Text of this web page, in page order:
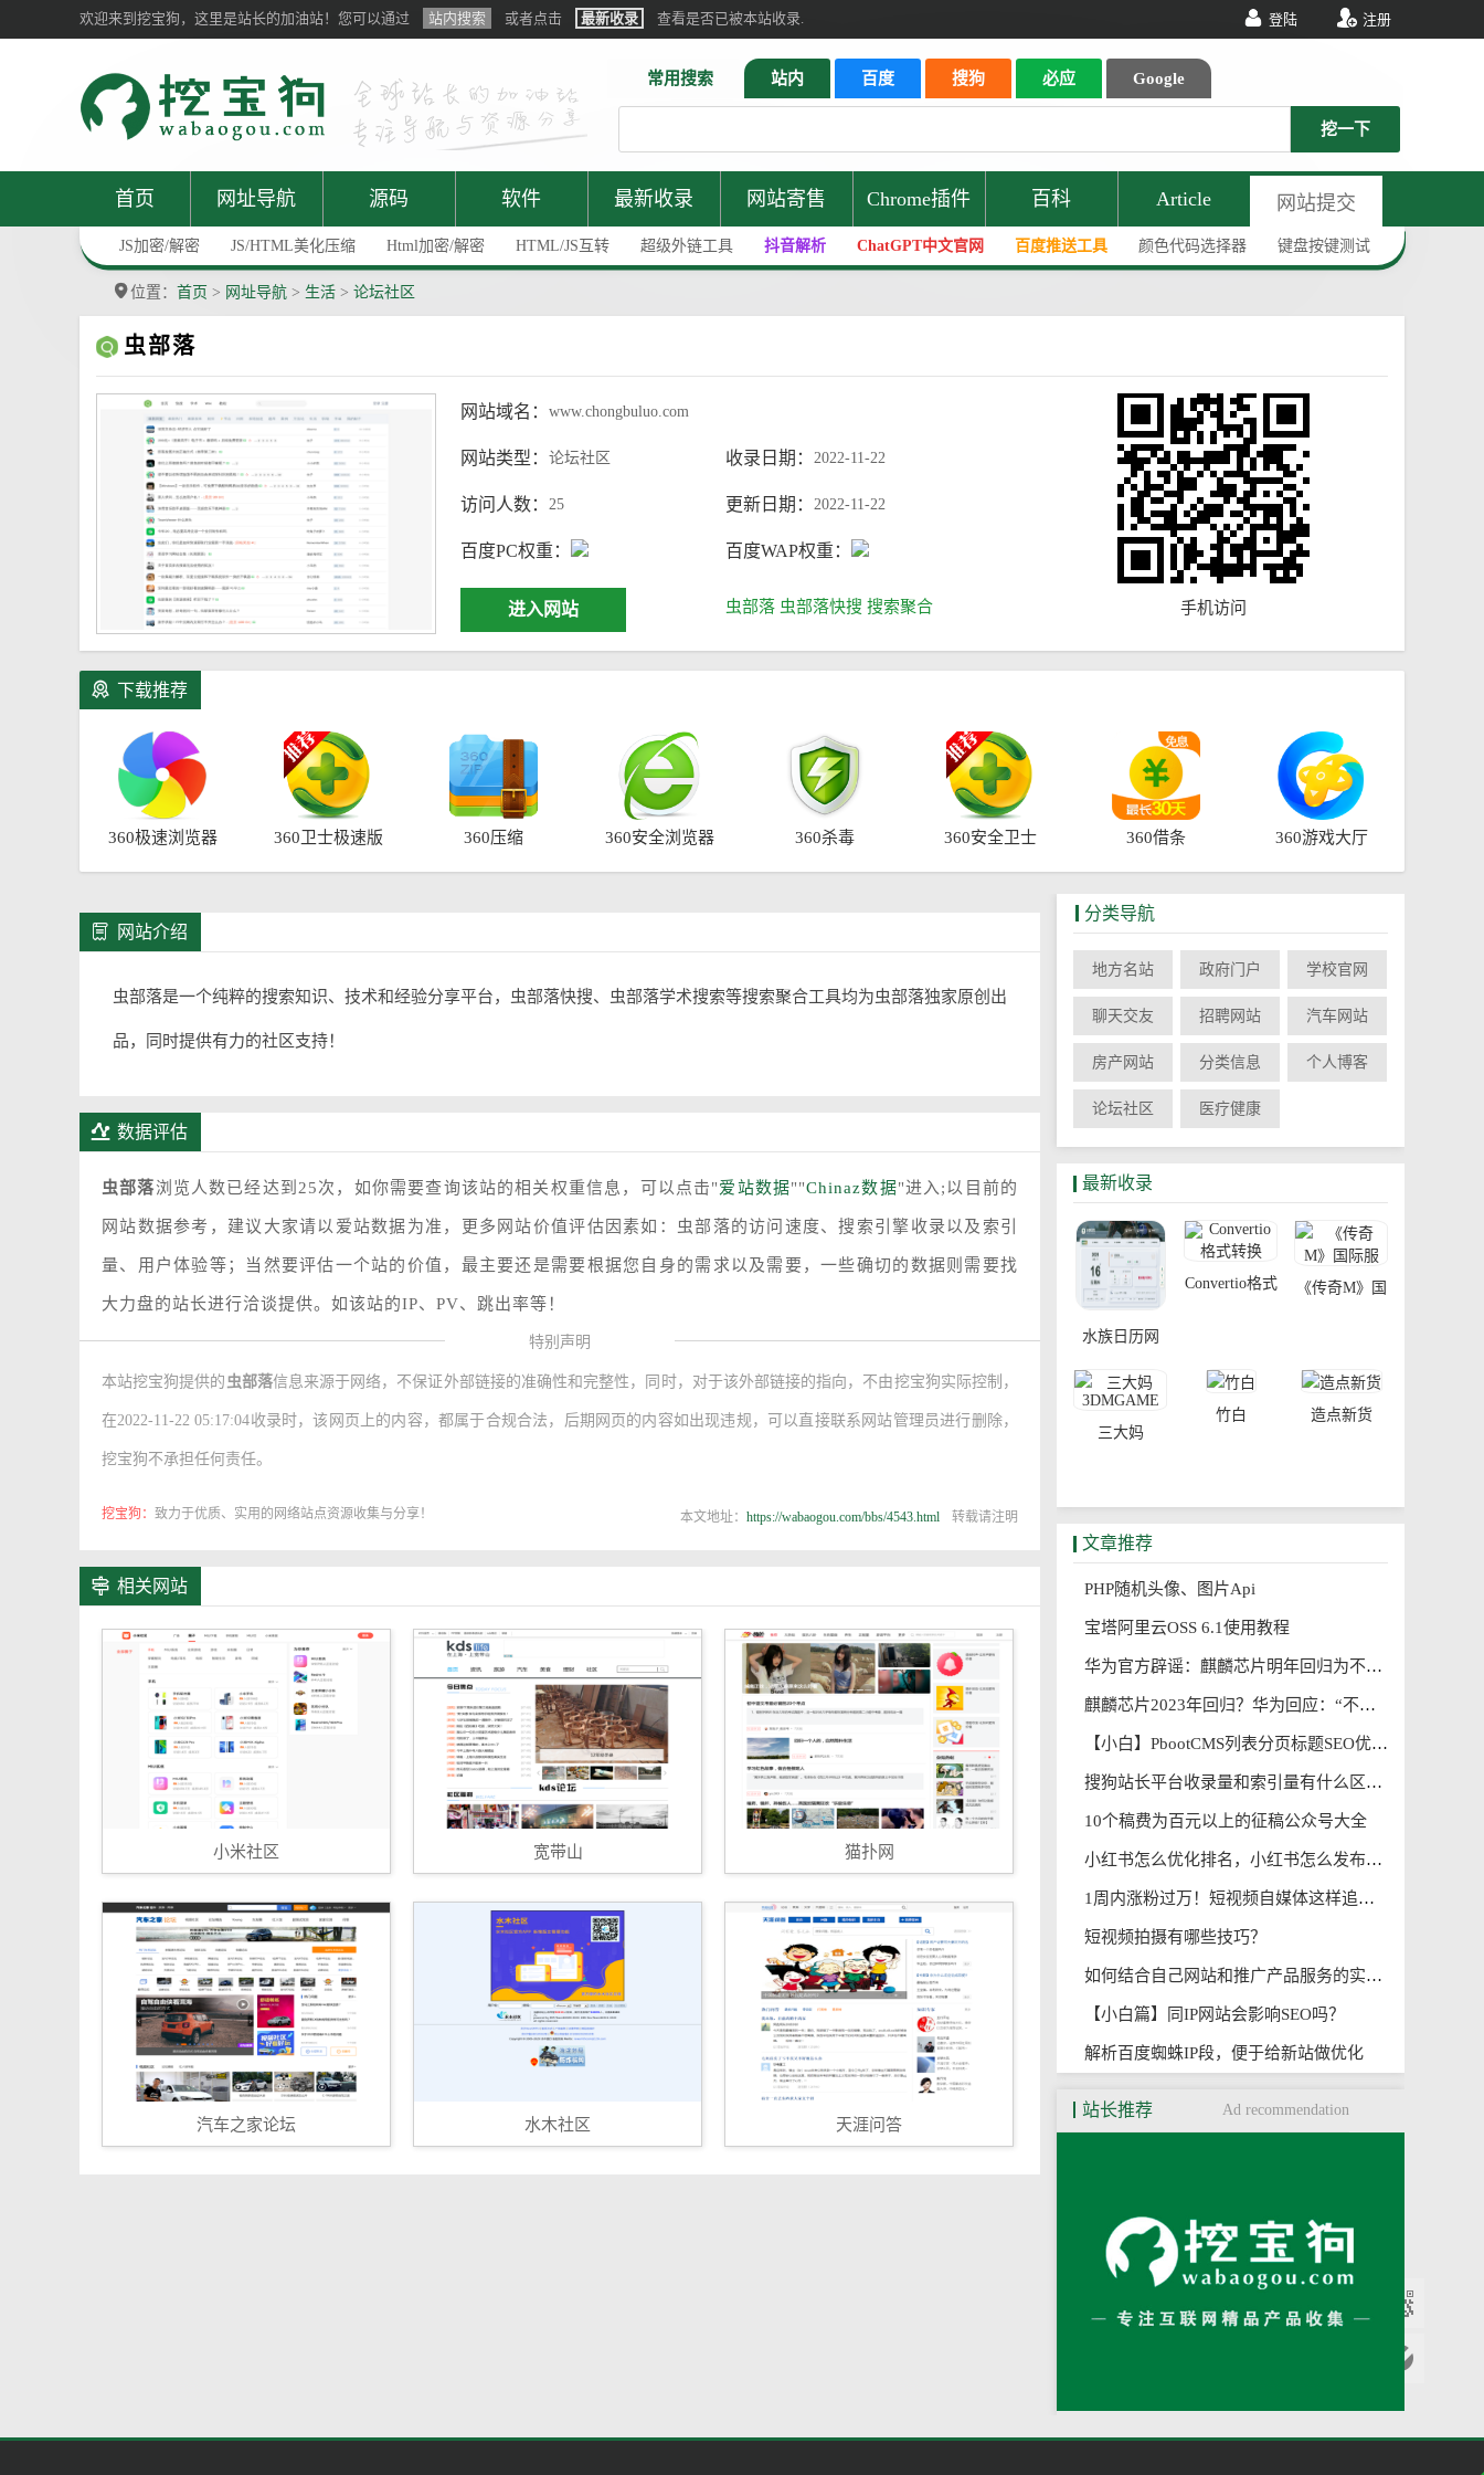
欢迎来到挖宝狗，这里是站长的加油站！您可以通过 站内搜索 或者点击 最新收录 查看是否已被本站收录. 登陆 注册
常用搜索 站内 百度 搜狗 必应 Google
挖一下
首页 网址导航 源码 软件 最新收录 网站寄售 Chrome插件 百科 Article 网站提交
JS加密/解密 JS/HTML美化压缩 Html加密/解密 HTML/JS互转 超级外链工具 抖音解析 ChatGPT中文官网 百度推送工具 颜色代码选择器 键盘按键测试
位置： 首页 > 网址导航 > 生活 > 论坛社区
虫部落
网站域名： www.chongbuluo.com
网站类型： 论坛社区 收录日期： 2022-11-22
访问人数： 25 更新日期： 2022-11-22
百度PC权重： 百度WAP权重：
进入网站 虫部落 虫部落快搜 搜索聚合 手机访问
下载推荐
360极速浏览器 360卫士极速版 360压缩 360安全浏览器 360杀毒 360安全卫士 360借条 360游戏大厅
网站介绍
虫部落是一个纯粹的搜索知识、技术和经验分享平台，虫部落快搜、虫部落学术搜索等搜索聚合工具均为虫部落独家原创出
品，同时提供有力的社区支持！
数据评估
虫部落浏览人数已经达到25次，如你需要查询该站的相关权重信息，可以点击"爱站数据""Chinaz数据"进入;以目前的
网站数据参考，建议大家请以爱站数据为准，更多网站价值评估因素如：虫部落的访问速度、搜索引擎收录以及索引
量、用户体验等；当然要评估一个站的价值，最主要还是需要根据您自身的需求以及需要，一些确切的数据则需要找
大力盘的站长进行洽谈提供。如该站的IP、PV、跳出率等！
特别声明
本站挖宝狗提供的 虫部落信息来源于网络，不保证外部链接的准确性和完整性，同时，对于该外部链接的指向，不由挖宝狗实际控制，
在2022-11-22 05:17:04收录时，该网页上的内容，都属于合规合法，后期网页的内容如出现违规，可以直接联系网站管理员进行删除，
挖宝狗不承担任何责任。
挖宝狗： 致力于优质、实用的网络站点资源收集与分享！ 本文地址： https://wabaogou.com/bbs/4543.html 转载请注明
相关网站
小米社区 宽带山 猫扑网
汽车之家论坛 水木社区 天涯问答
分类导航
地方名站 政府门户 学校官网
聊天交友 招聘网站 汽车网站
房产网站 分类信息 个人博客
论坛社区 医疗健康
最新收录
水族日历网
Convertio格式 《传奇M》国
三大妈
竹白 造点新货
文章推荐
PHP随机头像、图片Api
宝塔阿里云OSS 6.1使用教程
华为官方辟谣：麒麟芯片明年回归为不实消息
麒麟芯片2023年回归？华为回应：“不实消息”
【小白】PbootCMS列表分页标题SEO优化
搜狗站长平台收录量和索引量有什么区别
10个稿费为百元以上的征稿公众号大全
小红书怎么优化排名，小红书怎么发布seo笔记?
1周内涨粉过万！短视频自媒体这样追热点，能快速出爆款
短视频拍摄有哪些技巧？
如何结合自己网站和推广产品服务的实际情况，指定关键词进行网站优化
【小白篇】同IP网站会影响SEO吗？
解析百度蜘蛛IP段，便于给新站做优化
站长推荐 Ad recommendation